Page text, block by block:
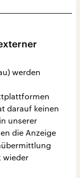
werden
darauf keinen
unserer
die Anzeige
wieder